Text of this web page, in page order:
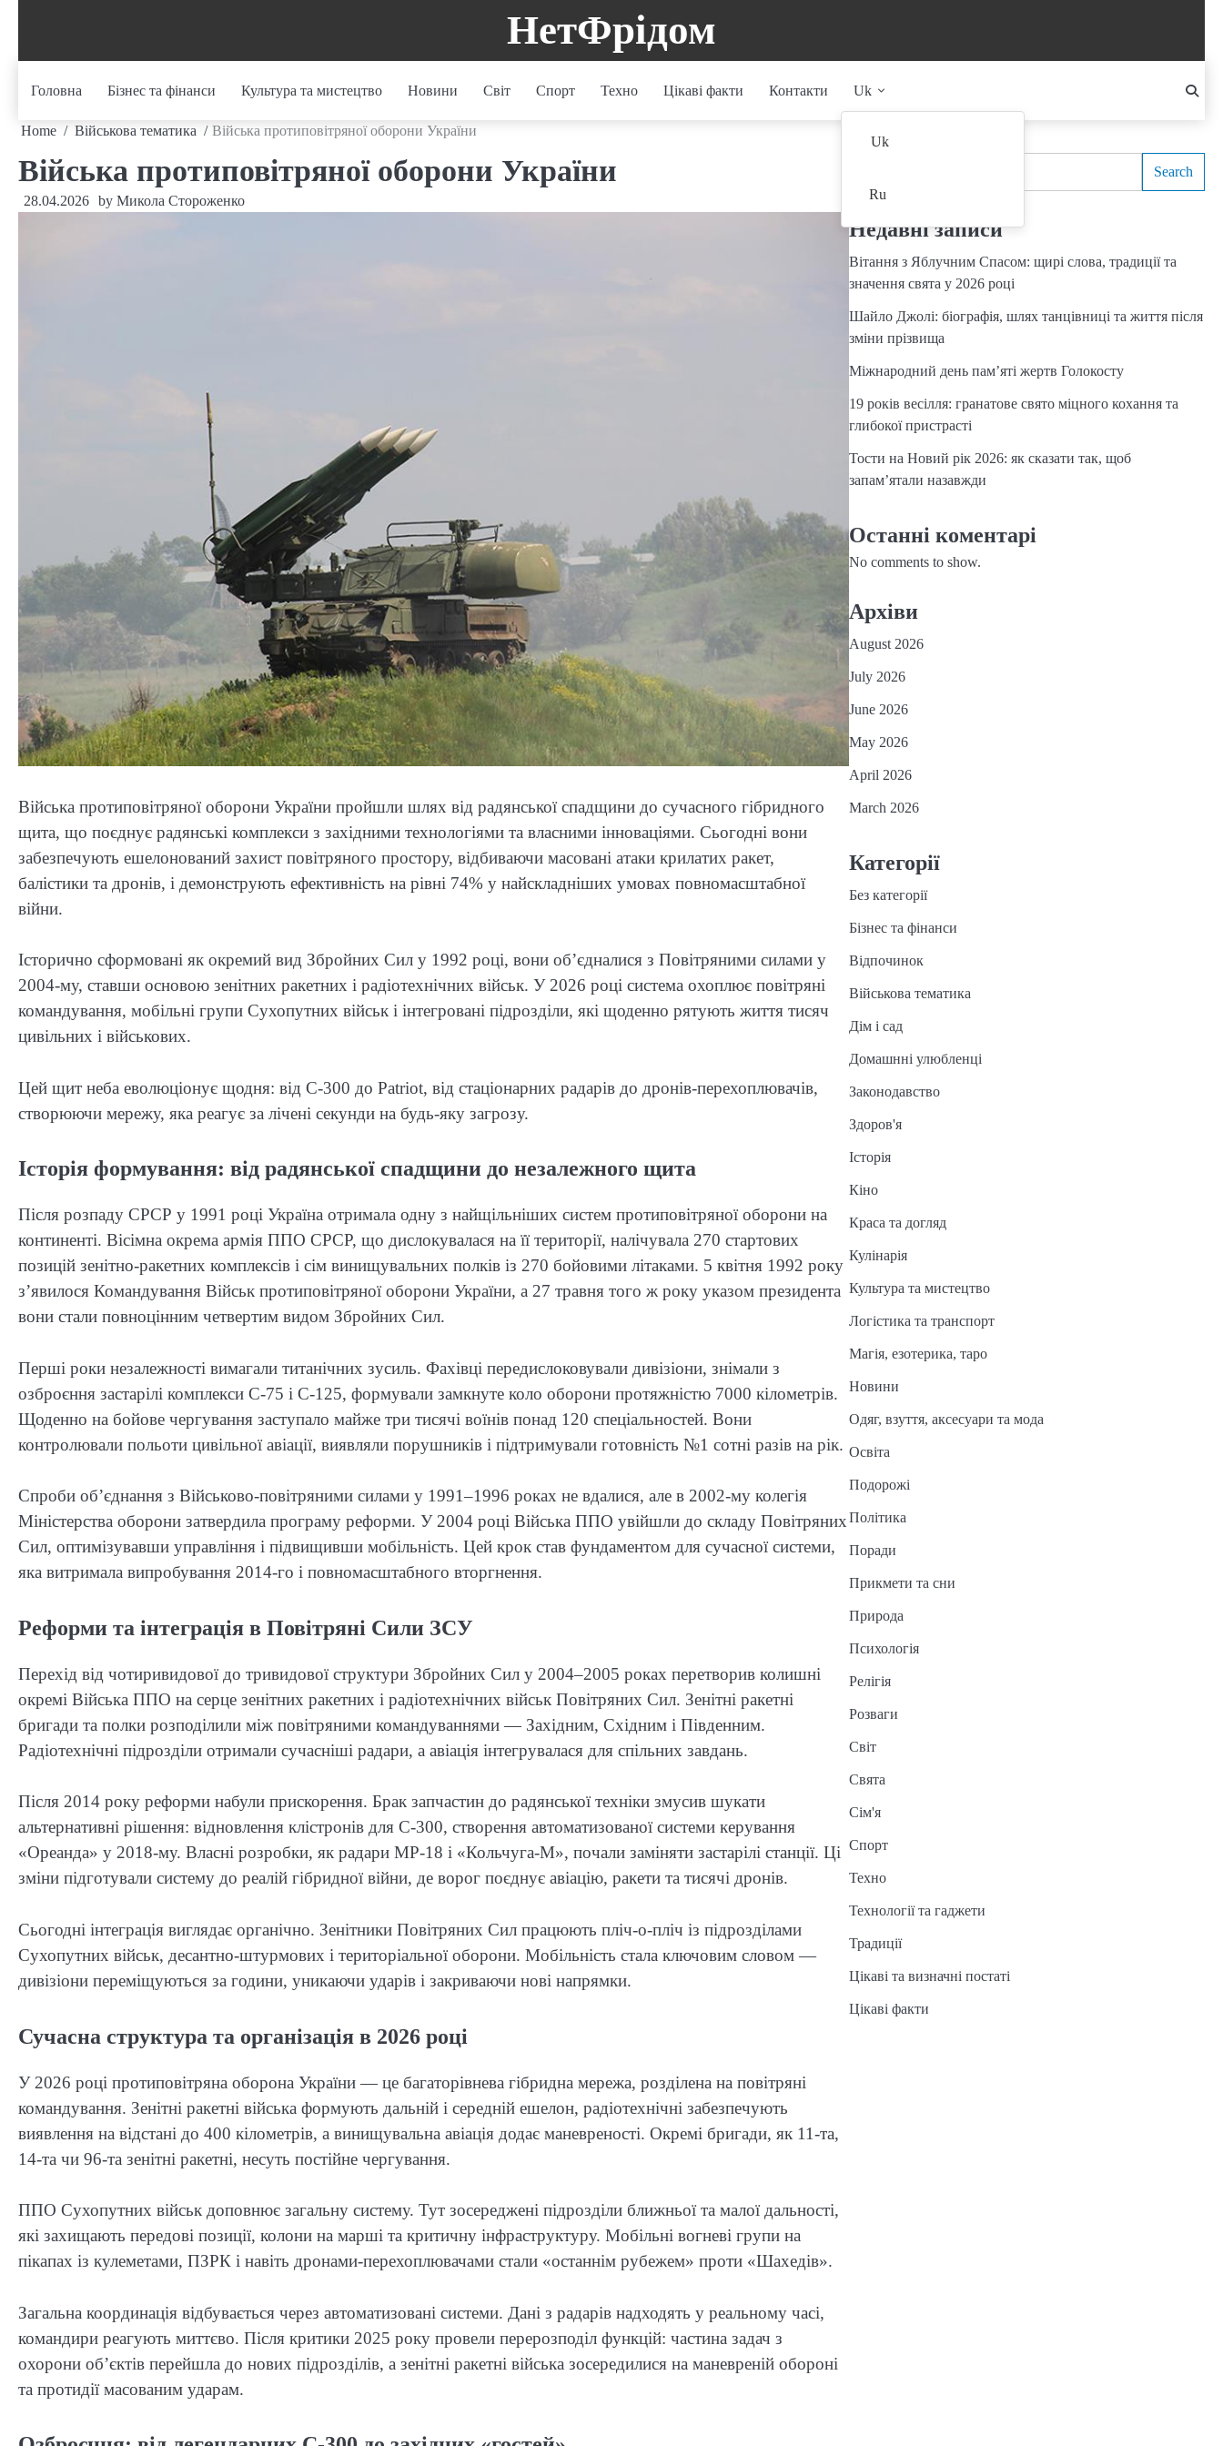
НетФрідом
Головна Бізнес та фінанси Культура та мистецтво Новини Світ Спорт Техно Цікаві факти Контакти Uk
Uk
Ru
Home Військова тематика Війська протиповітряної оборони України
Війська протиповітряної оборони України
28.04.2026 by Микола Стороженко
Війська протиповітряної оборони України пройшли шлях від радянської спадщини до сучасного гібридного
щита, що поєднує радянські комплекси з західними технологіями та власними інноваціями. Сьогодні вони
забезпечують ешелонований захист повітряного простору, відбиваючи масовані атаки крилатих ракет,
балістики та дронів, і демонструють ефективність на рівні 74% у найскладніших умовах повномасштабної
війни.
Історично сформовані як окремий вид Збройних Сил у 1992 році, вони об’єдналися з Повітряними силами у
2004-му, ставши основою зенітних ракетних і радіотехнічних військ. У 2026 році система охоплює повітряні
командування, мобільні групи Сухопутних військ і інтегровані підрозділи, які щоденно рятують життя тисяч
цивільних і військових.
Цей щит неба еволюціонує щодня: від С-300 до Patriot, від стаціонарних радарів до дронів-перехоплювачів,
створюючи мережу, яка реагує за лічені секунди на будь-яку загрозу.
Історія формування: від радянської спадщини до незалежного щита
Після розпаду СРСР у 1991 році Україна отримала одну з найщільніших систем протиповітряної оборони на
континенті. Вісімна окрема армія ППО СРСР, що дислокувалася на її території, налічувала 270 стартових
позицій зенітно-ракетних комплексів і сім винищувальних полків із 270 бойовими літаками. 5 квітня 1992 року
з’явилося Командування Військ протиповітряної оборони України, а 27 травня того ж року указом президента
вони стали повноцінним четвертим видом Збройних Сил.
Перші роки незалежності вимагали титанічних зусиль. Фахівці передислоковували дивізіони, знімали з
озброєння застарілі комплекси С-75 і С-125, формували замкнуте коло оборони протяжністю 7000 кілометрів.
Щоденно на бойове чергування заступало майже три тисячі воїнів понад 120 спеціальностей. Вони
контролювали польоти цивільної авіації, виявляли порушників і підтримували готовність №1 сотні разів на рік.
Спроби об’єднання з Військово-повітряними силами у 1991–1996 роках не вдалися, але в 2002-му колегія
Міністерства оборони затвердила програму реформи. У 2004 році Війська ППО увійшли до складу Повітряних
Сил, оптимізувавши управління і підвищивши мобільність. Цей крок став фундаментом для сучасної системи,
яка витримала випробування 2014-го і повномасштабного вторгнення.
Реформи та інтеграція в Повітряні Сили ЗСУ
Перехід від чотиривидової до тривидової структури Збройних Сил у 2004–2005 роках перетворив колишні
окремі Війська ППО на серце зенітних ракетних і радіотехнічних військ Повітряних Сил. Зенітні ракетні
бригади та полки розподілили між повітряними командуваннями — Західним, Східним і Південним.
Радіотехнічні підрозділи отримали сучасніші радари, а авіація інтегрувалася для спільних завдань.
Після 2014 року реформи набули прискорення. Брак запчастин до радянської техніки змусив шукати
альтернативні рішення: відновлення клістронів для С-300, створення автоматизованої системи керування
«Ореанда» у 2018-му. Власні розробки, як радари МР-18 і «Кольчуга-М», почали заміняти застарілі станції. Ці
зміни підготували систему до реалій гібридної війни, де ворог поєднує авіацію, ракети та тисячі дронів.
Сьогодні інтеграція виглядає органічно. Зенітники Повітряних Сил працюють пліч-о-пліч із підрозділами
Сухопутних військ, десантно-штурмових і територіальної оборони. Мобільність стала ключовим словом —
дивізіони переміщуються за години, уникаючи ударів і закриваючи нові напрямки.
Сучасна структура та організація в 2026 році
У 2026 році протиповітряна оборона України — це багаторівнева гібридна мережа, розділена на повітряні
командування. Зенітні ракетні війська формують дальній і середній ешелон, радіотехнічні забезпечують
виявлення на відстані до 400 кілометрів, а винищувальна авіація додає маневреності. Окремі бригади, як 11-та,
14-та чи 96-та зенітні ракетні, несуть постійне чергування.
ППО Сухопутних військ доповнює загальну систему. Тут зосереджені підрозділи ближньої та малої дальності,
які захищають передові позиції, колони на марші та критичну інфраструктуру. Мобільні вогневі групи на
пікапах із кулеметами, ПЗРК і навіть дронами-перехоплювачами стали «останнім рубежем» проти «Шахедів».
Загальна координація відбувається через автоматизовані системи. Дані з радарів надходять у реальному часі,
командири реагують миттєво. Після критики 2025 року провели перерозподіл функцій: частина задач з
охорони об’єктів перейшла до нових підрозділів, а зенітні ракетні війська зосередилися на маневреній обороні
та протидії масованим ударам.
Search
Недавні записи
Вітання з Яблучним Спасом: щирі слова, традиції та
значення свята у 2026 році
Шайло Джолі: біографія, шлях танцівниці та життя після
зміни прізвища
Міжнародний день пам’яті жертв Голокосту
19 років весілля: гранатове свято міцного кохання та
глибокої пристрасті
Тости на Новий рік 2026: як сказати так, щоб
запам’ятали назавжди
Останні коментарі
No comments to show.
Архіви
August 2026
July 2026
June 2026
May 2026
April 2026
March 2026
Категорії
Без категорії
Бізнес та фінанси
Відпочинок
Військова тематика
Дім і сад
Домашнні улюбленці
Законодавство
Здоров'я
Історія
Кіно
Краса та догляд
Кулінарія
Культура та мистецтво
Логістика та транспорт
Магія, езотерика, таро
Новини
Одяг, взуття, аксесуари та мода
Освіта
Подорожі
Політика
Поради
Прикмети та сни
Природа
Психологія
Релігія
Розваги
Світ
Свята
Сім'я
Спорт
Техно
Технології та гаджети
Традиції
Цікаві та визначні постаті
Цікаві факти